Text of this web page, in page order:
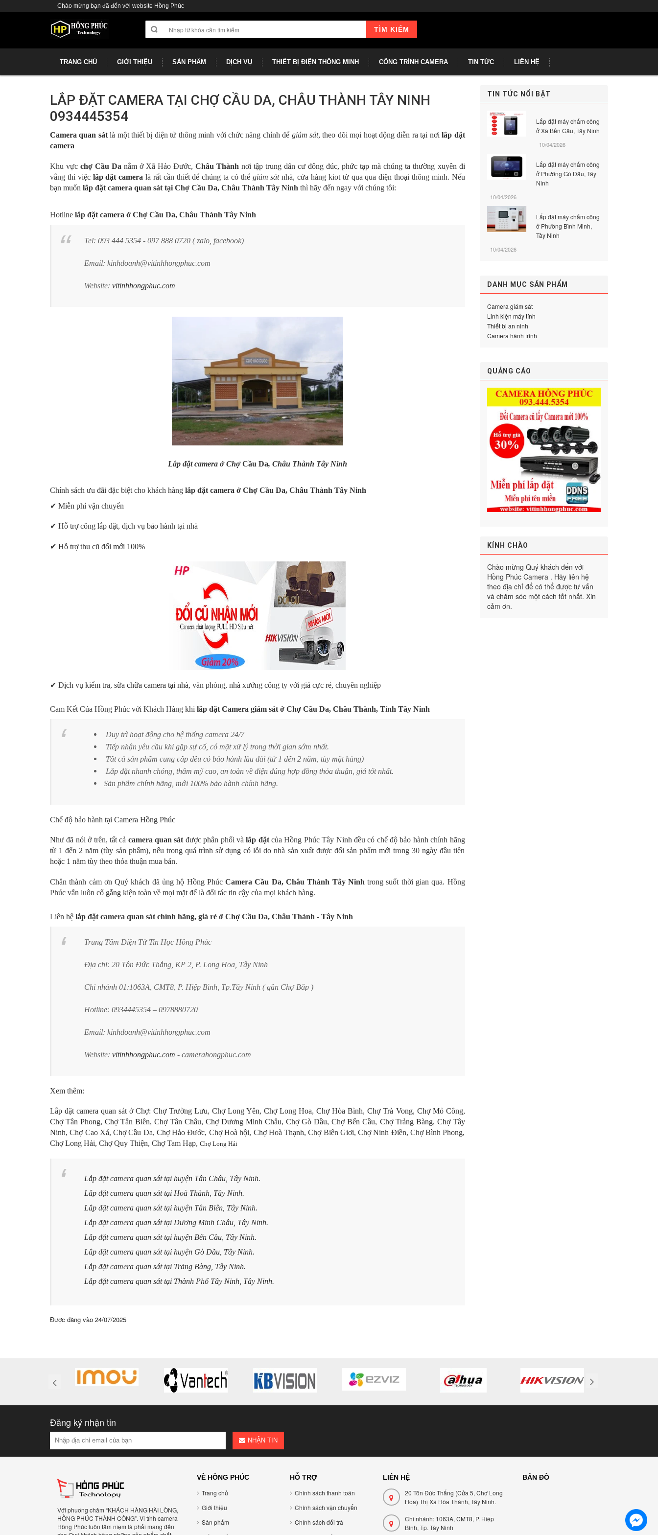
Chào mừng bạn đã đến với website Hồng Phúc
TÌM KIẾM
TRANG CHỦ GIỚI THIỆU SẢN PHẨM DỊCH VỤ THIẾT BỊ ĐIỆN THÔNG MINH CÔNG TRÌNH CAMERA TIN TỨC LIÊN HỆ
LẮP ĐẶT CAMERA TẠI CHỢ CẦU DA, CHÂU THÀNH TÂY NINH
0934445354
Camera quan sátlà một thiết bị điện tử thông minh với chức năng chính để giám sát, theo dõi mọi hoạt động diễn ra tại nơilắp đặt
camera
Khu vựcchợ Cầu Da nằm ở Xã Hảo Đước,Châu Thành nơi tập trung dân cư đông đúc, phức tạp mà chúng ta thường xuyên đi
vắng thì việc lắp đặt camera là rất cần thiết để chúng ta có thể giám sátnhà, cửa hàng kiot từ qua qua điện thoại thông minh. Nếu
bạn muốn lắp đặt camera quan sát tại Chợ Cầu Da, Châu Thành Tây Ninh thì hãy đến ngay với chúng tôi:
Hotline lắp đặt camera ở Chợ Cầu Da, Châu Thành Tây Ninh
Tel: 093 444 5354 - 097 888 0720 ( zalo, facebook)
Email: kinhdoanh@vitinhhongphuc.com
Website: vitinhhongphuc.com
Lắp đặt camera ở ChợCầu Da, Châu Thành Tây Ninh
Chính sách ưu đãi đặc biệt cho khách hàng lắp đặt camera ở Chợ Cầu Da, Châu Thành Tây Ninh
✔ Miễn phí vận chuyển
✔ Hỗ trợ công lắp đặt, dịch vụ bảo hành tại nhà
✔ Hỗ trợ thu cũ đổi mới 100%
✔ Dịch vụ kiểm tra, sữa chữa camera tại nhà, văn phòng, nhà xưởng công ty với giá cực rẻ, chuyên nghiệp
Cam Kết Của Hồng Phúc với Khách Hàng khi lắp đặt Camera giám sát ở Chợ Cầu Da, Châu Thành, Tỉnh Tây Ninh
Duy trì hoạt động cho hệ thống camera 24/7
Tiếp nhận yêu cầu khi gặp sự cố, có mặt xử lý trong thời gian sớm nhất.
Tất cả sản phẩm cung cấp đều có bảo hành lâu dài (từ 1 đến 2 năm, tùy mặt hàng)
Lắp đặt nhanh chóng, thẩm mỹ cao, an toàn về điện đúng hợp đồng thỏa thuận, giá tốt nhất.
Sản phẩm chính hãng, mới 100% bảo hành chính hãng.
Chế độ bảo hành tại Camera Hồng Phúc
Như đã nói ở trên, tất cả camera quan sát được phân phối vàlắp đặtcủa Hồng Phúc Tây Ninh đều có chế độ bảo hành chính hãng
từ 1 đến 2 năm (tùy sản phẩm), nếu trong quá trình sử dụng có lỗi do nhà sản xuất được đổi sản phẩm mới trong 30 ngày đầu tiên
hoặc 1 năm tùy theo thỏa thuận mua bán.
Chân thành cảm ơn Quý khách đã ủng hộ Hồng PhúcCameraCầu Da, Châu Thành Tây Ninh trong suốt thời gian qua. Hồng
Phúc vẫn luôn cố gắng kiện toàn về mọi mặt để là đối tác tin cậy của mọi khách hàng.
Liên hệ lắp đặt camera quan sát chính hãng, giá rẻ ở Chợ Cầu Da, Châu Thành - Tây Ninh
Trung Tâm Điện Tử Tin Học Hồng Phúc
Địa chỉ: 20 Tôn Đức Thắng, KP 2, P. Long Hoa, Tây Ninh
Chi nhánh 01:1063A, CMT8, P. Hiệp Bình, Tp.Tây Ninh ( gần Chợ Bắp )
Hotline: 0934445354 – 0978880720
Email: kinhdoanh@vitinhhongphuc.com
Website: vitinhhongphuc.com - camerahongphuc.com
Xem thêm:
Lắp đặt camera quan sát ở Chợ:Chợ Trường Lưu,Chợ Long Yên,Chợ Long Hoa,Chợ Hòa Bình,Chợ Trà Vong, Chợ Mỏ Công,
Chợ Tân Phong,Chợ Tân Biên,Chợ Tân Châu,Chợ Dương Minh Châu,Chợ Gò Dầu,Chợ Bến Cầu, Chợ Trảng Bàng, Chợ Tây
Ninh, Chợ Cao Xá, Chợ Cầu Da, Chợ Hảo Đước, Chợ Hoà hội, Chợ Hoà Thạnh, Chợ Biên Giơi, Chợ Ninh Điền, Chợ Bình Phong,
Chợ Long Hải, Chợ Quy Thiện, Chợ Tam Hạp, Chợ Long Hải
Lắp đặt camera quan sát tại huyện Tân Châu, Tây Ninh.
Lắp đặt camera quan sát tại Hoà Thành, Tây Ninh.
Lắp đặt camera quan sát tại huyện Tân Biên, Tây Ninh.
Lắp đặt camera quan sát tại Dương Minh Châu, Tây Ninh.
Lắp đặt camera quan sát tại huyện Bến Cầu, Tây Ninh.
Lắp đặt camera quan sát tại huyện Gò Dầu, Tây Ninh.
Lắp đặt camera quan sát tại Trảng Bàng, Tây Ninh.
Lắp đặt camera quan sát tại Thành Phố Tây Ninh, Tây Ninh.
Được đăng vào 24/07/2025
TIN TỨC NỔI BẬT
Lắp đặt máy chấm công
ở Xã Bến Cầu, Tây Ninh
10/04/2026
Lắp đặt máy chấm công
ở Phường Gò Dầu, Tây
Ninh
10/04/2026
Lắp đặt máy chấm công
ở Phường Bình Minh,
Tây Ninh
10/04/2026
DANH MỤC SẢN PHẨM
Camera giám sát
Linh kiện máy tính
Thiết bị an ninh
Camera hành trình
QUẢNG CÁO
KÍNH CHÀO
Chào mừng Quý khách đến với
Hồng Phúc Camera . Hãy liên hệ
theo địa chỉ để có thể được tư vấn
và chăm sóc một cách tốt nhất. Xin
cảm ơn.
Đăng ký nhận tin
NHẬN TIN
Với phuơng châm “KHÁCH HÀNG HÀI LÒNG,
HỒNG PHÚC THÀNH CÔNG”. Vi tính camera
Hồng Phúc luôn tâm niệm là phải mang đến
VỀ HỒNG PHÚC
Trang chủ
Giới thiệu
Sản phẩm
HỖ TRỢ
Chính sách thanh toán
Chính sách vận chuyển
Chính sách đổi trả
LIÊN HỆ
20 Tôn Đức Thắng (Cửa 5, Chợ Long
Hoa) Thị Xã Hòa Thành, Tây Ninh.
Chi nhánh: 1063A, CMT8, P. Hiệp
Bình, Tp. Tây Ninh
BẢN ĐỒ